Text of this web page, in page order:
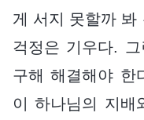
게 서지 못할까 봐
걱정은 기우다.
구해 해결해야 한
이 하나님의 지배